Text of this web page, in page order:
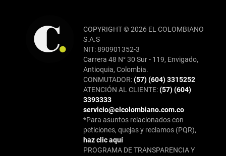
COPYRIGHT © 2026 EL COLOMBIANO
S.A.S
NIT: 890901352-3
Carrera 48 N° 30 Sur - 119, Envigado,
Antioquia, Colombia.
CONMUTADOR:(57) (604) 3315252
ATENCIÓN AL CLIENTE:(57) (604)
3393333
servicio@elcolombiano.com.co
*Para asuntos relacionados con
peticiones, quejas y reclamos (PQR),
haz clic aquí
PROGRAMA DE TRANSPARENCIA Y